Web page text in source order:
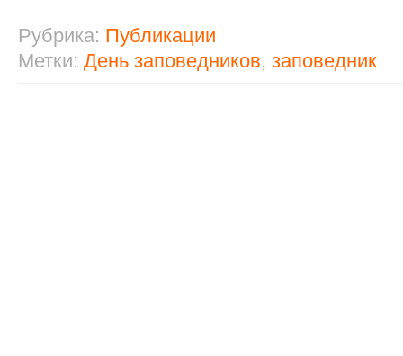
Рубрика: Публикации
Метки: День заповедников, заповедник